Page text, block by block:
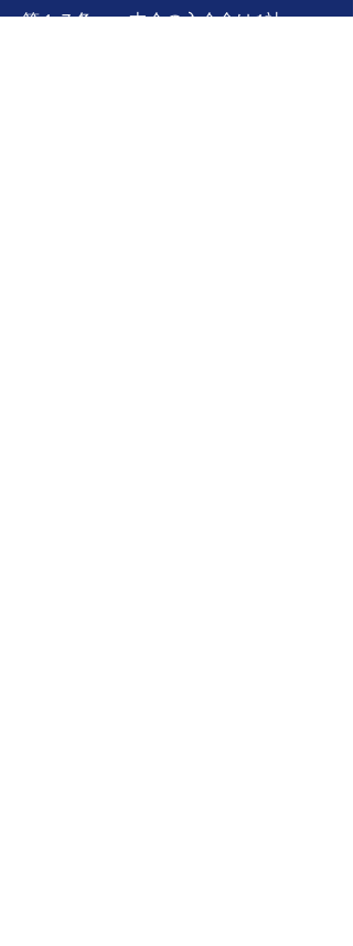
第１７条 本会の入会金は1社